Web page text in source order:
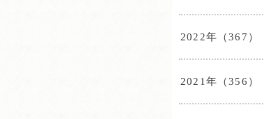
2022年（367）
2021年（356）